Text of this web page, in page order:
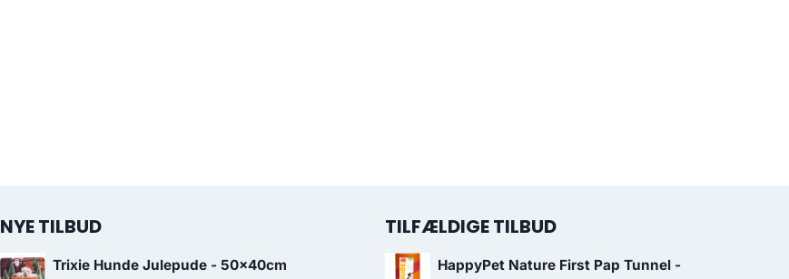
NYE TILBUD
Trixie Hunde Julepude - 50x40cm
TILFÆLDIGE TILBUD
HappyPet Nature First Pap Tunnel -